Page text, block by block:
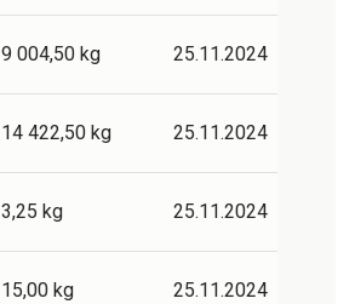
9 004,50 kg 25.11.2024
14 422,50 kg 25.11.2024
3,25 kg 25.11.2024
15,00 kg 25.11.2024